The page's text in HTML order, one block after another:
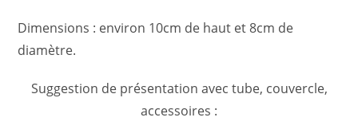
Dimensions : environ 10cm de haut et 8cm de
diamètre.
Suggestion de présentation avec tube, couvercle,
accessoires :